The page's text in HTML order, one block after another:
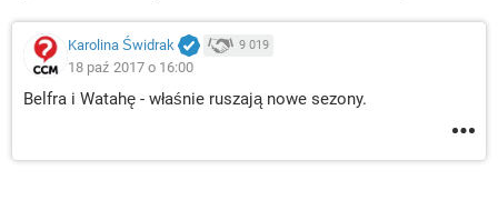
Karolina Świdrak 9 019
18 paź 2017 o 16:00
Belfra i Watahę - właśnie ruszają nowe sezony.